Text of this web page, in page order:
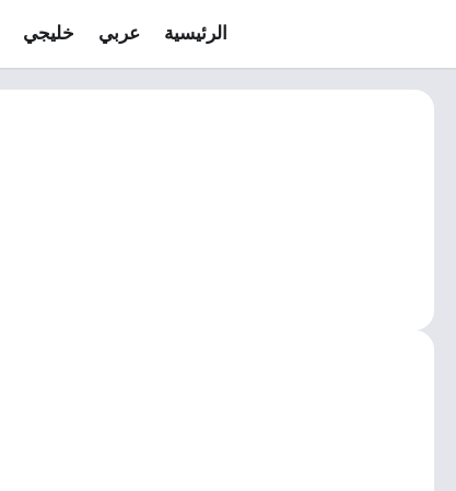
الرئيسية عربي خليجي